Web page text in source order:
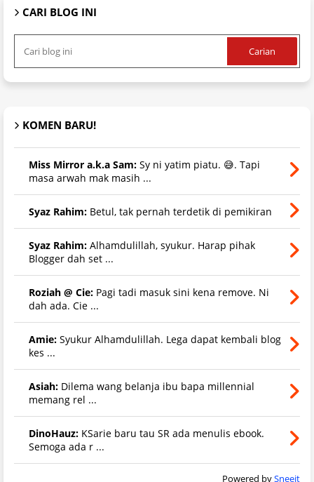
CARI BLOG INI
KOMEN BARU!
Miss Mirror a.k.a Sam: Sy ni yatim piatu. 😅. Tapi
masa arwah mak masih ...
Syaz Rahim: Betul, tak pernah terdetik di pemikiran
Syaz Rahim: Alhamdulillah, syukur. Harap pihak
Blogger dah set ...
Roziah @ Cie: Pagi tadi masuk sini kena remove. Ni
dah ada. Cie ...
Amie: Syukur Alhamdulillah. Lega dapat kembali blog
kes ...
Asiah: Dilema wang belanja ibu bapa millennial
memang rel ...
DinoHauz: KSarie baru tau SR ada menulis ebook.
Semoga ada r ...
Powered bySneeit